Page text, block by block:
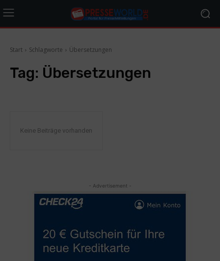
Start Schlagworte Übersetzungen
Tag: Übersetzungen
Keine Beiträge vorhanden
- Advertisement -